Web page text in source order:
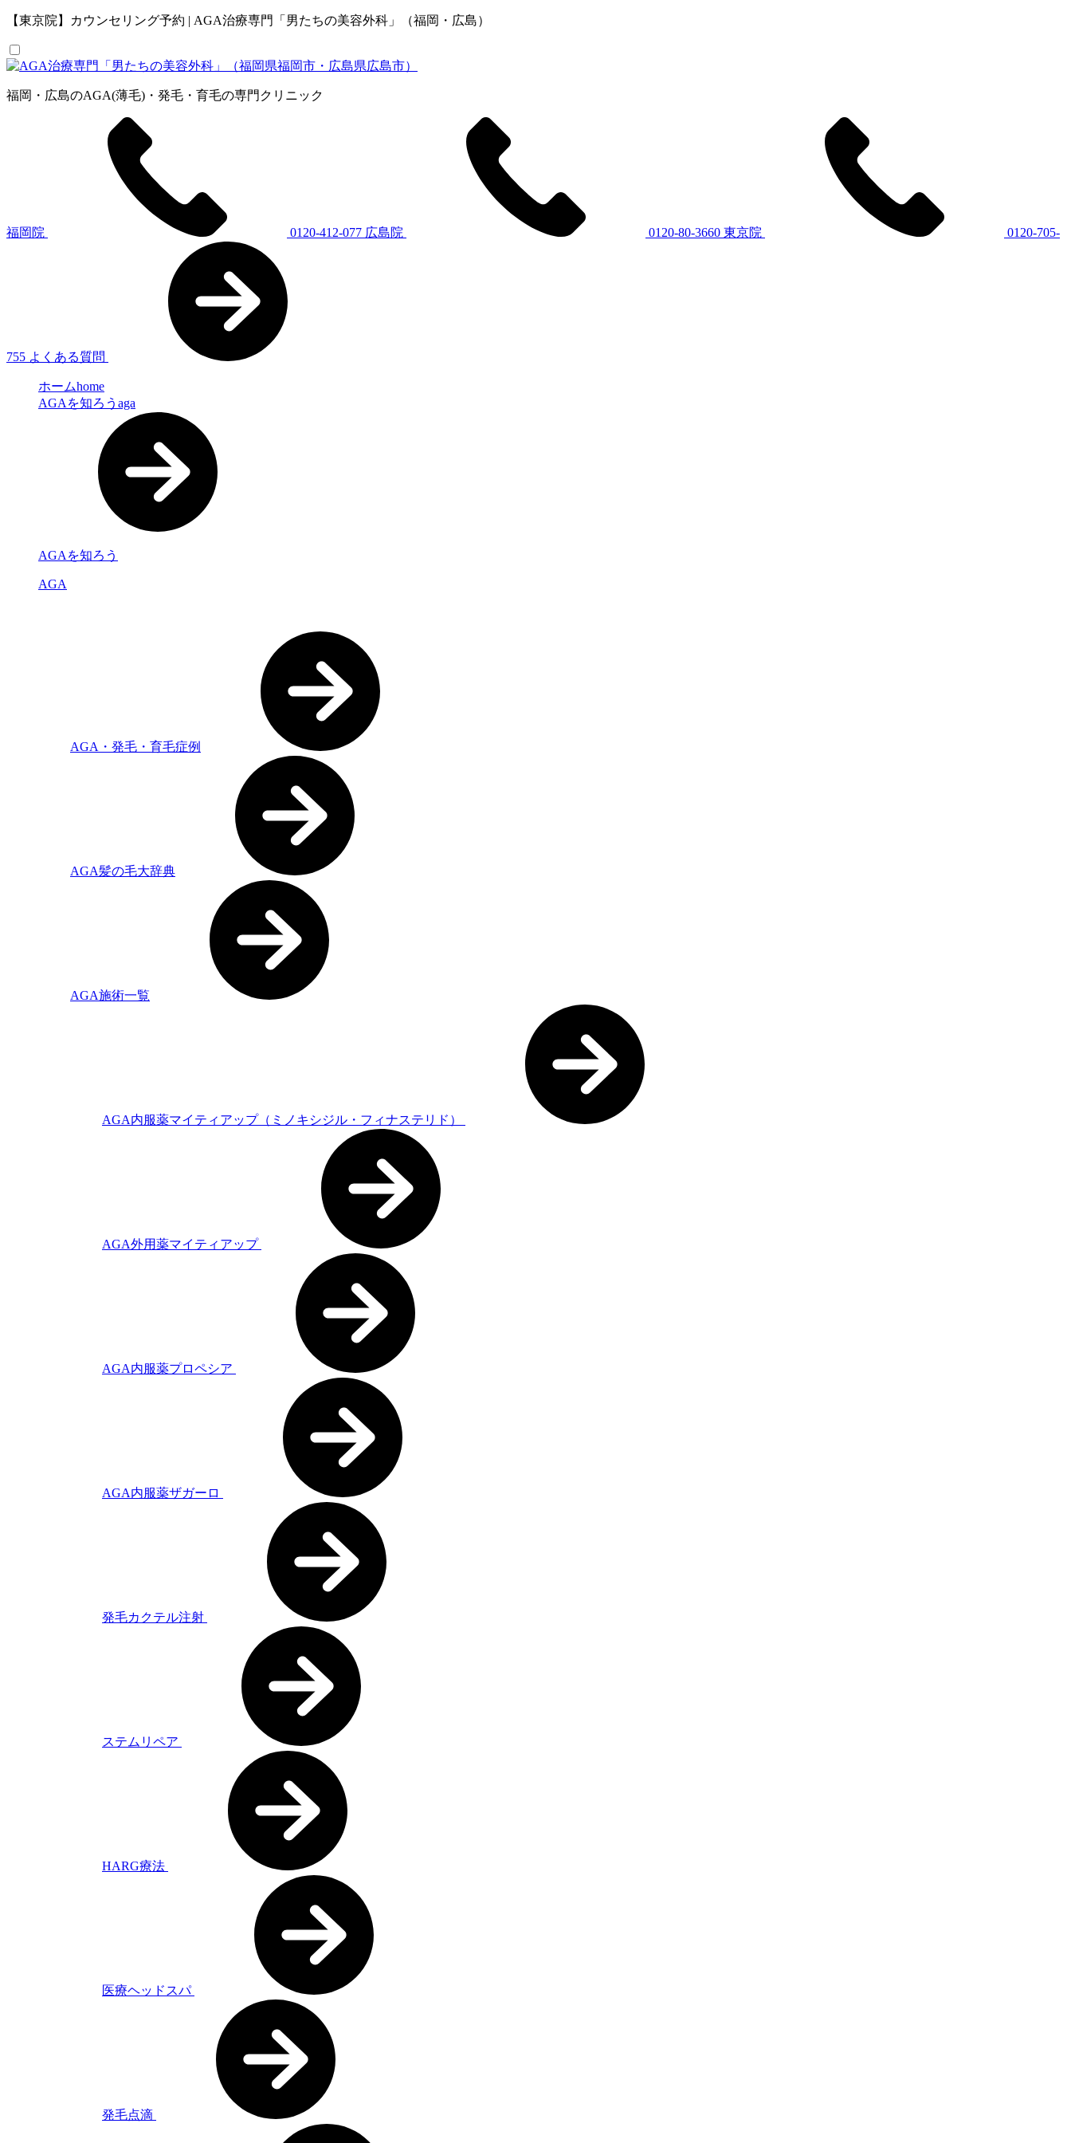
【東京院】カウンセリング予約 | AGA治療専門「男たちの美容外科」（福岡・広島）
福岡・広島のAGA(薄毛)・発毛・育毛の専門クリニック
福岡院 0120-412-077 広島院 0120-80-3660 東京院 0120-705-
755 よくある質問
ホームhome
AGAを知ろう aga
AGAを知ろう
AGA
AGA・発毛・育毛症例
AGA髪の毛大辞典
AGA施術一覧
AGA内服薬マイティアップ（ミノキシジル・フィナステリド）
AGA外用薬マイティアップ
AGA内服薬プロペシア
AGA内服薬ザガーロ
発毛カクテル注射
ステムリペア
HARG療法
医療ヘッドスパ
発毛点滴